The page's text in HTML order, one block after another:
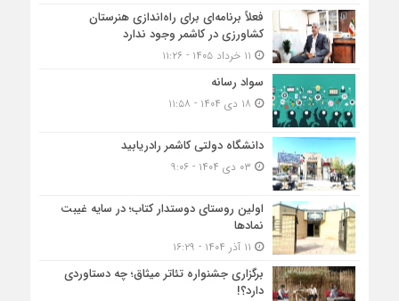
فعلاً برنامه‌ای برای راه‌اندازی هنرستان
کشاورزی در کاشمر وجود ندارد
سواد رسانه
دانشگاه دولتی کاشمر‌ رادریابید
اولین روستای دوستدار کتاب؛ در سایه غیبت
نمادها
برگزاری جشنواره تئاتر میثاق؛ چه دستاوردی
دارد؟!